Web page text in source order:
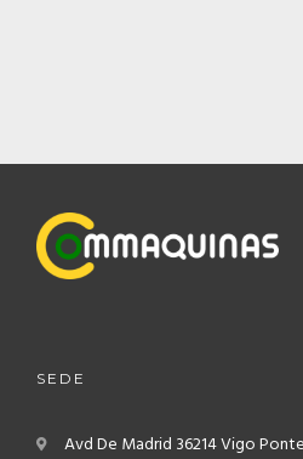
SEDE
Avd De Madrid 36214 Vigo